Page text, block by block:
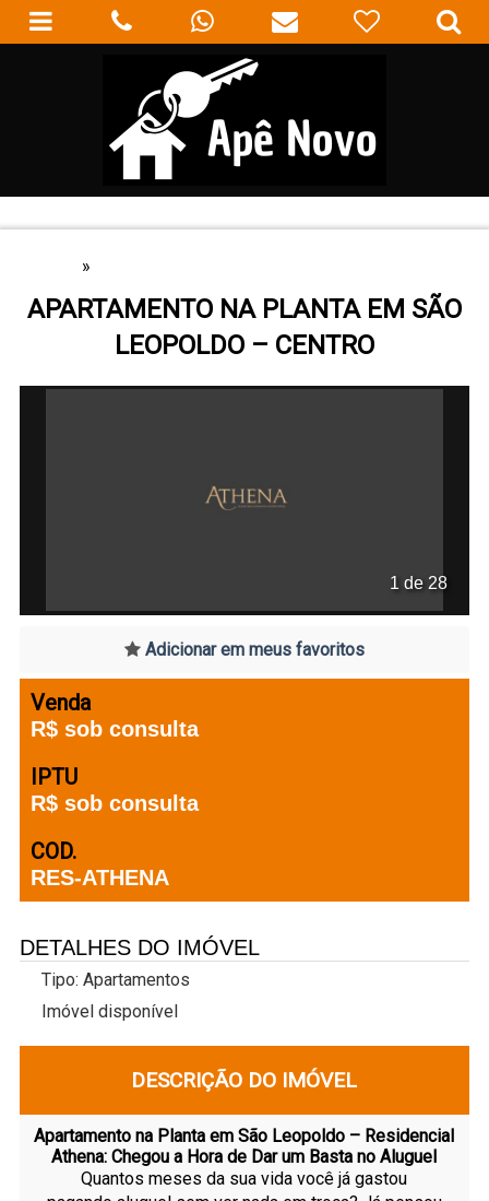
»
APARTAMENTO NA PLANTA EM SÃO
LEOPOLDO – CENTRO
1 de 28
Adicionar em meus favoritos
Venda
R$ sob consulta
IPTU
R$ sob consulta
COD.
RES-ATHENA
DETALHES DO IMÓVEL
Tipo: Apartamentos
Imóvel disponível
DESCRIÇÃO DO IMÓVEL
Apartamento na Planta em São Leopoldo – Residencial
Athena: Chegou a Hora de Dar um Basta no Aluguel
Quantos meses da sua vida você já gastou